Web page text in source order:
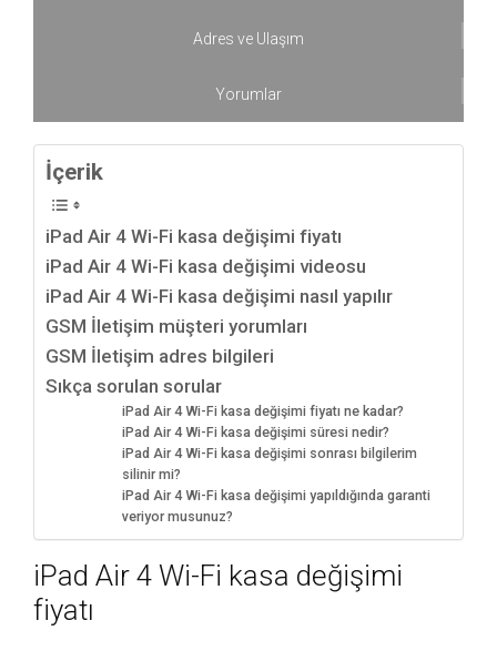
Adres ve Ulaşım
Yorumlar
İçerik
iPad Air 4 Wi-Fi kasa değişimi fiyatı
iPad Air 4 Wi-Fi kasa değişimi videosu
iPad Air 4 Wi-Fi kasa değişimi nasıl yapılır
GSM İletişim müşteri yorumları
GSM İletişim adres bilgileri
Sıkça sorulan sorular
iPad Air 4 Wi-Fi kasa değişimi fiyatı ne kadar?
iPad Air 4 Wi-Fi kasa değişimi süresi nedir?
iPad Air 4 Wi-Fi kasa değişimi sonrası bilgilerim
silinir mi?
iPad Air 4 Wi-Fi kasa değişimi yapıldığında garanti
veriyor musunuz?
iPad Air 4 Wi-Fi kasa değişimi
fiyatı